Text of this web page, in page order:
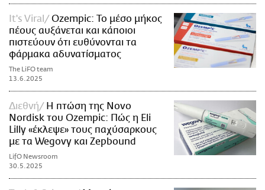
It's Viral
Ozempic: Το μέσο μήκος
πέους αυξάνεται και κάποιοι
πιστεύουν ότι ευθύνονται τα
φάρμακα αδυνατίσματος
The LiFO team
13.6.2025
Διεθνή
Η πτώση της Novo
Nordisk του Ozempic: Πώς η Eli
Lilly «έκλεψε» τους παχύσαρκους
με τα Wegovy και Zepbound
LifO Newsroom
30.5.2025